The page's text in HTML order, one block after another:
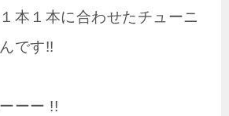
本１本に合わせたチューニ
です!!
ーー !!